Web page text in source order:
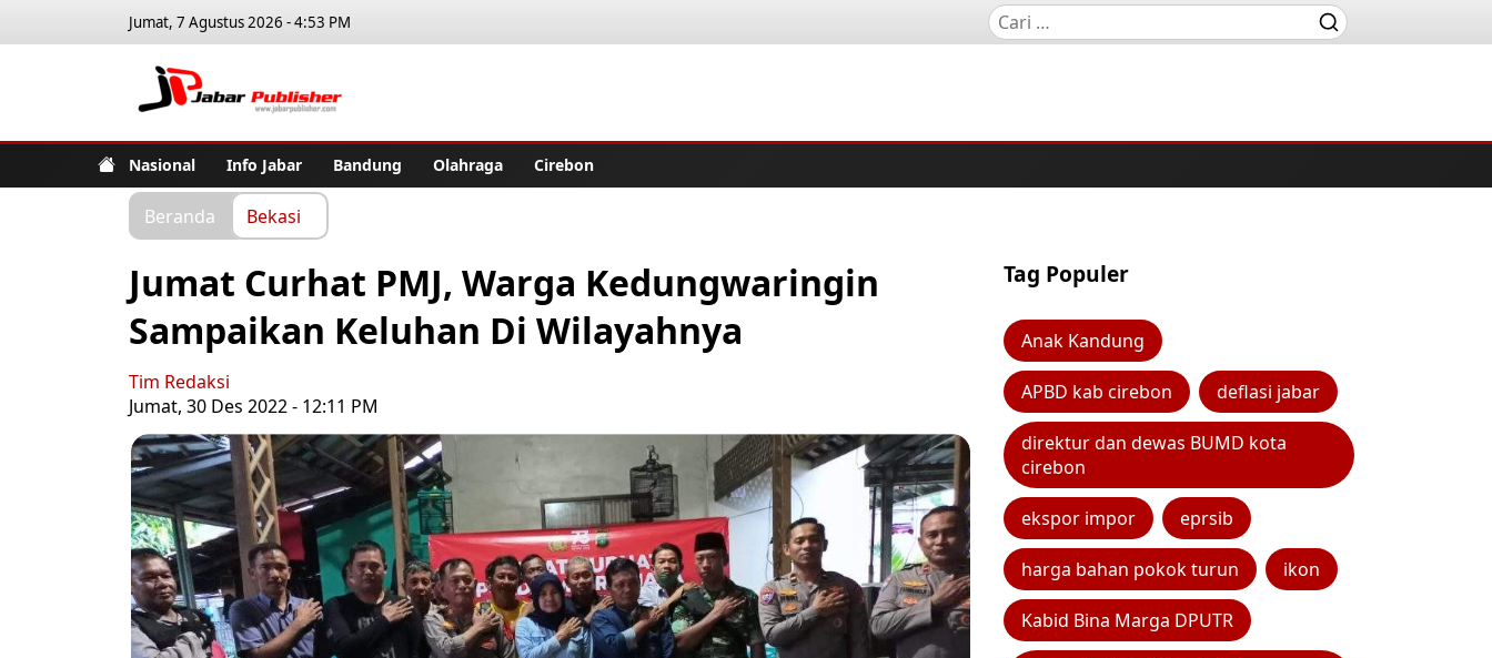
Jumat, 7 Agustus 2026 - 4:53 PM
Nasional Info Jabar Bandung Olahraga Cirebon
Beranda Bekasi
Jumat Curhat PMJ, Warga Kedungwaringin
Sampaikan Keluhan Di Wilayahnya
Tim Redaksi
Jumat, 30 Des 2022 - 12:11 PM
Tag Populer
Anak Kandung
APBD kab cirebon deflasi jabar
direktur dan dewas BUMD kota
cirebon
ekspor impor eprsib
harga bahan pokok turun ikon
Kabid Bina Marga DPUTR